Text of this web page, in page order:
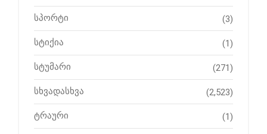
სპორტი (3)
სტიქია (1)
სტუმარი (271)
სხვადასხვა (2,523)
ტრაური (1)